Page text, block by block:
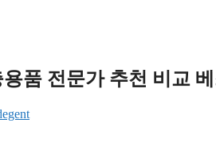
품 전문가 추천 비교